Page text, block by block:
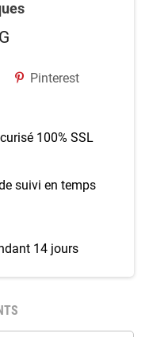
G
Pinterest
100% SSL
suivi en temps
14 jours